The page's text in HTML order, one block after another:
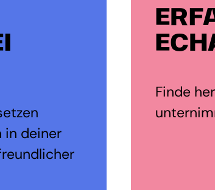
in deiner
Finde